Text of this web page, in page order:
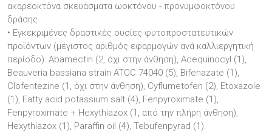
ακαρεοκτόνα σκευάσματα ωοκτόνου - προνυμφοκτόνου
δράσης.
• Εγκεκριμένες δραστικές ουσίες φυτοπροστατευτικών
προϊόντων (μέγιστος αριθμός εφαρμογών ανά καλλιεργητική
περίοδο): Abamectin (2, όχι στην άνθηση), Acequinocyl (1),
Beauveria bassiana strain ATCC 74040 (5), Bifenazate (1),
Clofentezine (1, όχι στην άνθηση), Cyflumetofen (2), Etoxazole
(1), Fatty acid potassium salt (4), Fenpyroximate (1),
Fenpyroximate + Hexythiazox (1, από την πλήρη άνθηση),
Hexythiazox (1), Paraffin oil (4), Tebufenpyrad (1).